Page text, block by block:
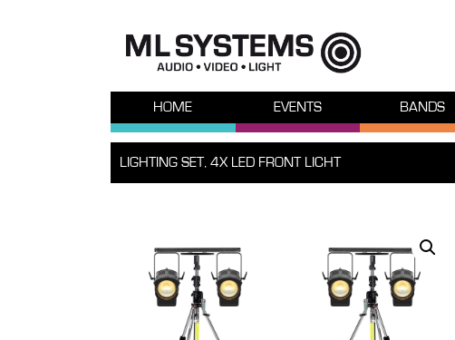
HOME EVENTS BANDS
LIGHTING SET, 4X LED FRONT LICHT